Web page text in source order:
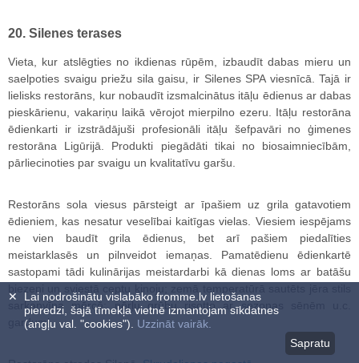
20. Silenes terases
Vieta, kur atslēgties no ikdienas rūpēm, izbaudīt dabas mieru un
saelpoties svaigu priežu sila gaisu, ir Silenes SPA viesnīcā. Tajā ir
lielisks restorāns, kur nobaudīt izsmalcinātus itāļu ēdienus ar dabas
pieskārienu, vakariņu laikā vērojot mierpilno ezeru. Itāļu restorāna
ēdienkarti ir izstrādājuši profesionāli itāļu šefpavāri no ģimenes
restorāna Ligūrijā. Produkti piegādāti tikai no biosaimniecībām,
pārliecinoties par svaigu un kvalitatīvu garšu.
Restorāns sola viesus pārsteigt ar īpašiem uz grila gatavotiem
ēdieniem, kas nesatur veselībai kaitīgas vielas. Viesiem iespējams
ne vien baudīt grila ēdienus, bet arī pašiem piedalīties
meistarklasēs un pilnveidot iemaņas. Pamatēdienu ēdienkartē
sastopami tādi kulinārijas meistardarbi kā dienas loms ar batāšu
sarkanvīna mērcē; pērļu grūbu risotto ar sezonas sēnēm u.c.
gardumi.
Lai nodrošinātu vislabāko fromme.lv lietošanas
pieredzi, šajā tīmekļa vietnē izmantojam sīkdatnes
(angļu val. "cookies"). Uzzināt vairāk.
Sapratu
✕